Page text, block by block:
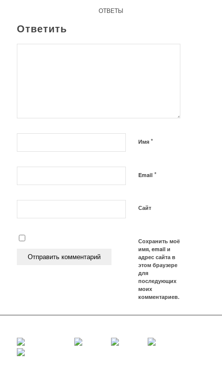
ОТВЕТЫ
Ответить
Имя *
Email *
Сайт
Сохранить моё
имя, email и
адрес сайта в
этом браузере
для
последующих
моих
комментариев.